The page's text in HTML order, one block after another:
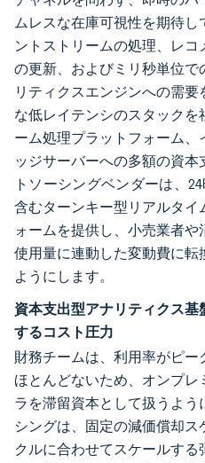
ムレスな在庫可視性を期待
ントストリームの処理、レ
の更新、およびミリ秒単位
リティクスエンジンへの需
な低レイテンシのスタックを
ーム処理プラットフォーム
ッジサーバーへの多額の資
トソーシングベンダーは、
含むターンキー型リアルタイ
ォームを提供し、小売業者
使用量に連動した変動費に転
ようにします。
資本支出型アナリティクス
するコスト圧力
財務チームは、利用率がピ
ほとんどないため、オンプ
ラを滞留資本として扱うよ
シングは、固定の減価償却
クルに合わせてスケールす